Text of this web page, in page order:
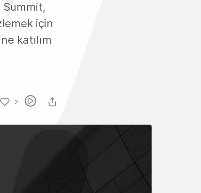
Summit,
için
katılım
2